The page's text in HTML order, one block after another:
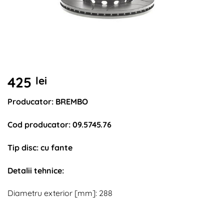
425 lei
Producator: BREMBO
Cod producator: 09.5745.76
Tip disc: cu fante
Detalii tehnice:
Diametru exterior [mm]: 288